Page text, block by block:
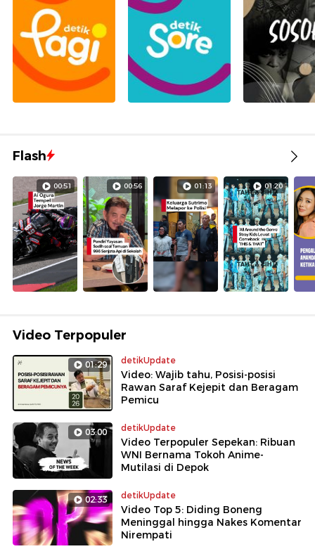
Flash
00:51 00:56 01:13 01:20
Video Terpopuler
01:29 detikUpdate
Video: Wajib tahu, Posisi-posisi
Rawan Saraf Kejepit dan Beragam
Pemicu
03:00 detikUpdate
Video Terpopuler Sepekan: Ribuan
WNI Bernama Tokoh Anime-
Mutilasi di Depok
02:33 detikUpdate
Video Top 5: Diding Boneng
Meninggal hingga Nakes Komentar
Nirempati